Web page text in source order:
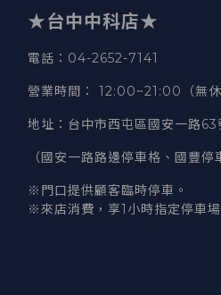
★台中中科店★
電話 ：04-2652-7141
營業時間 ： 12:00~21:00（無休
地址 ：台中市西屯區國安一路63
（國安一路路邊停車格、國豐停
※門口提供顧客臨時停車。
※來店消費，享1小時指定停車場